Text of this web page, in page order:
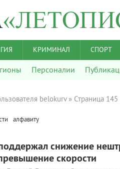
КРИМИНАЛ СПОРТ
Персоналии
belokurv » Страница 145
алфавиту
снижение
скорости